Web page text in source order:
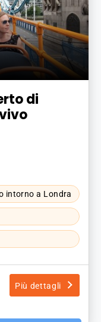
di
intorno a Londra
Più dettagli